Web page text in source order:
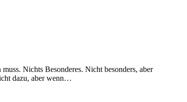
Nichts Besonderes. Nicht besonders, aber
dazu, aber wenn…